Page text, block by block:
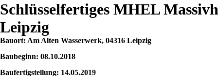
Schlüsselfertiges MHEL
Leipzig
Bauort: Am Alten Wasserwerk, 04316 Leipzig
Baubeginn: 08.10.2018
Baufertigstellung: 14.05.2019